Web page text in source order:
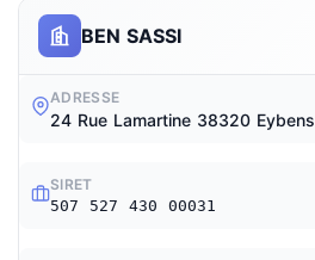
BEN SASSI
ADRESSE
24 Rue Lamartine 38320 Eybens
SIRET
507 527 430 00031